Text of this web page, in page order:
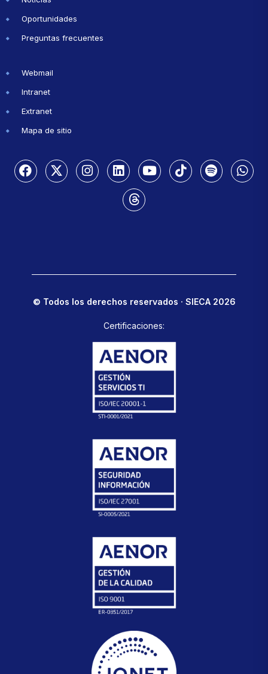
Oportunidades
Preguntas frecuentes
Webmail
Intranet
Extranet
Mapa de sitio
© Todos los derechos reservados · SIECA 2026
Certificaciones: